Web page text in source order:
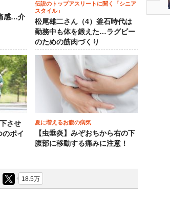
感…介
伝説のトップアスリートに聞く「シニア
スタイル」
松尾雄二さん（4）釜石時代は
勤務中も体を鍛えた…ラグビー
のための筋肉づくり
させ
ポイ
夏に増えるお腹の病気
【虫垂炎】みぞおちから右の下
腹部に移動する痛みに注意！
18.5万